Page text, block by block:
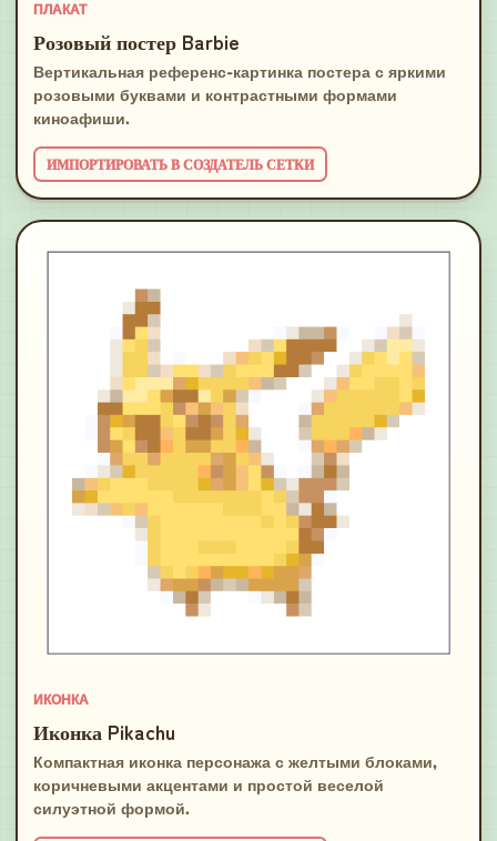
ПЛАКАТ
Розовый постер Barbie
Вертикальная референс-картинка постера с яркими
розовыми буквами и контрастными формами
киноафиши.
ИМПОРТИРОВАТЬ В СОЗДАТЕЛЬ СЕТКИ
ИКОНКА
Иконка Pikachu
Компактная иконка персонажа с желтыми блоками,
коричневыми акцентами и простой веселой
силуэтной формой.